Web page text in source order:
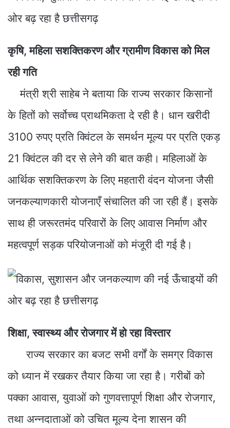
कृषि, महिला सशक्तिकरण और ग्रामीण विकास को मिल
रही गति
मंत्री श्री साहेब ने बताया कि राज्य सरकार किसानों
के हितों को सर्वोच्च प्राथमिकता दे रही है। धान खरीदी
3100 रुपए प्रति क्विंटल के समर्थन मूल्य पर प्रति एकड़
21 क्विंटल की दर से लेने की बात कही। महिलाओं के
आर्थिक सशक्तिकरण के लिए महतारी वंदन योजना जैसी
जनकल्याणकारी योजनाएँ संचालित की जा रही हैं। इसके
साथ ही जरूरतमंद परिवारों के लिए आवास निर्माण और
महत्वपूर्ण सड़क परियोजनाओं को मंजूरी दी गई है।
शिक्षा, स्वास्थ्य और रोजगार में हो रहा विस्तार
राज्य सरकार का बजट सभी वर्गों के समग्र विकास
को ध्यान में रखकर तैयार किया जा रहा है। गरीबों को
पक्का आवास, युवाओं को गुणवत्तापूर्ण शिक्षा और रोजगार,
तथा अन्नदाताओं को उचित मूल्य देना शासन की